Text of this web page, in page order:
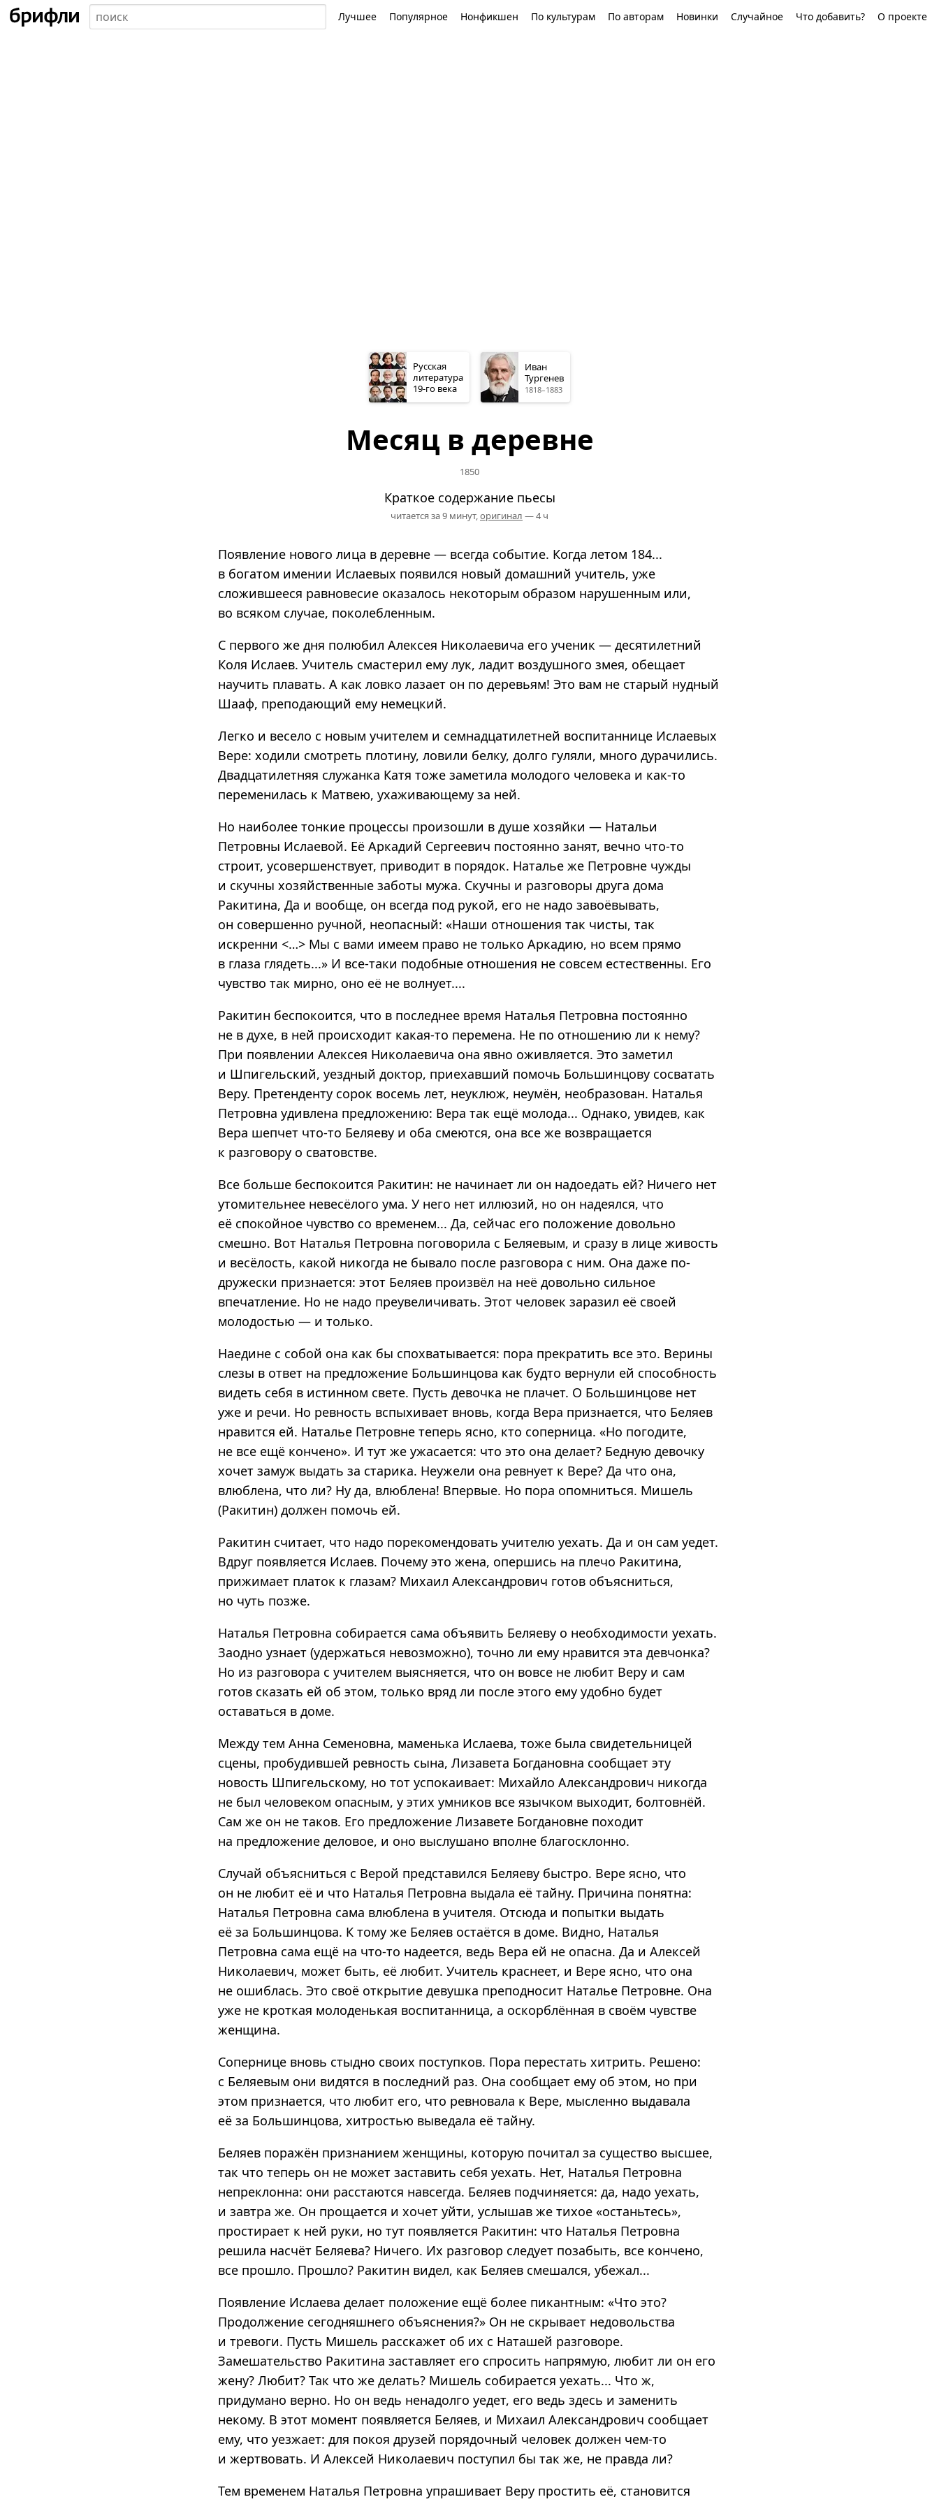
Лучшее Популярное Нонфикшен По культурам По авторам Новинки Случайное Что добавить? О проекте
Русская
литература
19-го века
Иван
Тургенев
1818–1883
Месяц в деревне
1850
Краткое содержание пьесы
читается за 9 минут,оригинал — 4 ч
Появление нового лица в деревне — всегда событие. Когда летом 184...
в богатом имении Ислаевых появился новый домашний учитель, уже
сложившееся равновесие оказалось некоторым образом нарушенным или,
во всяком случае, поколебленным.
С первого же дня полюбил Алексея Николаевича его ученик — десятилетний
Коля Ислаев. Учитель смастерил ему лук, ладит воздушного змея, обещает
научить плавать. А как ловко лазает он по деревьям! Это вам не старый нудный
Шааф, преподающий ему немецкий.
Легко и весело с новым учителем и семнадцатилетней воспитаннице Ислаевых
Вере: ходили смотреть плотину, ловили белку, долго гуляли, много дурачились.
Двадцатилетняя служанка Катя тоже заметила молодого человека и как-то
переменилась к Матвею, ухаживающему за ней.
Но наиболее тонкие процессы произошли в душе хозяйки — Натальи
Петровны Ислаевой. Её Аркадий Сергеевич постоянно занят, вечно что-то
строит, усовершенствует, приводит в порядок. Наталье же Петровне чужды
и скучны хозяйственные заботы мужа. Скучны и разговоры друга дома
Ракитина, Да и вообще, он всегда под рукой, его не надо завоёвывать,
он совершенно ручной, неопасный: «Наши отношения так чисты, так
искренни <…> Мы с вами имеем право не только Аркадию, но всем прямо
в глаза глядеть...» И все-таки подобные отношения не совсем естественны. Его
чувство так мирно, оно её не волнует....
Ракитин беспокоится, что в последнее время Наталья Петровна постоянно
не в духе, в ней происходит какая-то перемена. Не по отношению ли к нему?
При появлении Алексея Николаевича она явно оживляется. Это заметил
и Шпигельский, уездный доктор, приехавший помочь Большинцову сосватать
Веру. Претенденту сорок восемь лет, неуклюж, неумён, необразован. Наталья
Петровна удивлена предложению: Вера так ещё молода... Однако, увидев, как
Вера шепчет что-то Беляеву и оба смеются, она все же возвращается
к разговору о сватовстве.
Все больше беспокоится Ракитин: не начинает ли он надоедать ей? Ничего нет
утомительнее невесёлого ума. У него нет иллюзий, но он надеялся, что
её спокойное чувство со временем... Да, сейчас его положение довольно
смешно. Вот Наталья Петровна поговорила с Беляевым, и сразу в лице живость
и весёлость, какой никогда не бывало после разговора с ним. Она даже по-
дружески признается: этот Беляев произвёл на неё довольно сильное
впечатление. Но не надо преувеличивать. Этот человек заразил её своей
молодостью — и только.
Наедине с собой она как бы спохватывается: пора прекратить все это. Верины
слезы в ответ на предложение Большинцова как будто вернули ей способность
видеть себя в истинном свете. Пусть девочка не плачет. О Большинцове нет
уже и речи. Но ревность вспыхивает вновь, когда Вера признается, что Беляев
нравится ей. Наталье Петровне теперь ясно, кто соперница. «Но погодите,
не все ещё кончено». И тут же ужасается: что это она делает? Бедную девочку
хочет замуж выдать за старика. Неужели она ревнует к Вере? Да что она,
влюблена, что ли? Ну да, влюблена! Впервые. Но пора опомниться. Мишель
(Ракитин) должен помочь ей.
Ракитин считает, что надо порекомендовать учителю уехать. Да и он сам уедет.
Вдруг появляется Ислаев. Почему это жена, опершись на плечо Ракитина,
прижимает платок к глазам? Михаил Александрович готов объясниться,
но чуть позже.
Наталья Петровна собирается сама объявить Беляеву о необходимости уехать.
Заодно узнает (удержаться невозможно), точно ли ему нравится эта девчонка?
Но из разговора с учителем выясняется, что он вовсе не любит Веру и сам
готов сказать ей об этом, только вряд ли после этого ему удобно будет
оставаться в доме.
Между тем Анна Семеновна, маменька Ислаева, тоже была свидетельницей
сцены, пробудившей ревность сына, Лизавета Богдановна сообщает эту
новость Шпигельскому, но тот успокаивает: Михайло Александрович никогда
не был человеком опасным, у этих умников все язычком выходит, болтовнёй.
Сам же он не таков. Его предложение Лизавете Богдановне походит
на предложение деловое, и оно выслушано вполне благосклонно.
Случай объясниться с Верой представился Беляеву быстро. Вере ясно, что
он не любит её и что Наталья Петровна выдала её тайну. Причина понятна:
Наталья Петровна сама влюблена в учителя. Отсюда и попытки выдать
её за Большинцова. К тому же Беляев остаётся в доме. Видно, Наталья
Петровна сама ещё на что-то надеется, ведь Вера ей не опасна. Да и Алексей
Николаевич, может быть, её любит. Учитель краснеет, и Вере ясно, что она
не ошиблась. Это своё открытие девушка преподносит Наталье Петровне. Она
уже не кроткая молоденькая воспитанница, а оскорблённая в своём чувстве
женщина.
Сопернице вновь стыдно своих поступков. Пора перестать хитрить. Решено:
с Беляевым они видятся в последний раз. Она сообщает ему об этом, но при
этом признается, что любит его, что ревновала к Вере, мысленно выдавала
её за Большинцова, хитростью выведала её тайну.
Беляев поражён признанием женщины, которую почитал за существо высшее,
так что теперь он не может заставить себя уехать. Нет, Наталья Петровна
непреклонна: они расстаются навсегда. Беляев подчиняется: да, надо уехать,
и завтра же. Он прощается и хочет уйти, услышав же тихое «останьтесь»,
простирает к ней руки, но тут появляется Ракитин: что Наталья Петровна
решила насчёт Беляева? Ничего. Их разговор следует позабыть, все кончено,
все прошло. Прошло? Ракитин видел, как Беляев смешался, убежал...
Появление Ислаева делает положение ещё более пикантным: «Что это?
Продолжение сегодняшнего объяснения?» Он не скрывает недовольства
и тревоги. Пусть Мишель расскажет об их с Наташей разговоре.
Замешательство Ракитина заставляет его спросить напрямую, любит ли он его
жену? Любит? Так что же делать? Мишель собирается уехать... Что ж,
придумано верно. Но он ведь ненадолго уедет, его ведь здесь и заменить
некому. В этот момент появляется Беляев, и Михаил Александрович сообщает
ему, что уезжает: для покоя друзей порядочный человек должен чем-то
и жертвовать. И Алексей Николаевич поступил бы так же, не правда ли?
Тем временем Наталья Петровна упрашивает Веру простить её, становится